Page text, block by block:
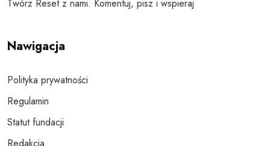
Twórz Reset z nami. Komentuj, pisz i wspieraj
Nawigacja
Polityka prywatności
Regulamin
Statut fundacji